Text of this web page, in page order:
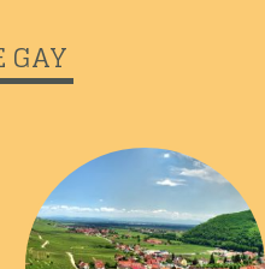
GAY